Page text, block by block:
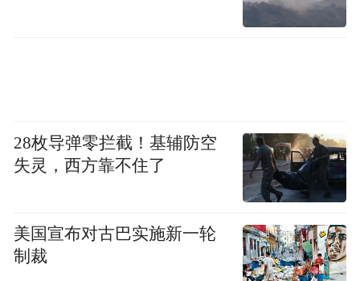
28枚导弹零拦截！基辅防空
失灵，西方靠不住了
美国宣布对古巴实施新一轮
制裁